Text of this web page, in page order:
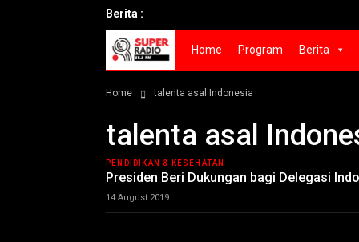
Berita :
Home Program Berita
Home talenta asal Indonesia
talenta asal
PENDIDIKAN & KESEHATAN
Presiden Beri Dukungan bagi Delegasi
14 August 2019